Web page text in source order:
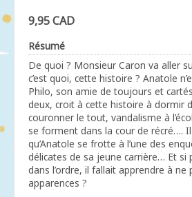
9,95 CAD
Résumé
De quoi ? Monsieur Caron va aller
c’est quoi, cette histoire ? Anatole
Philo, son amie de toujours et
deux, croit à cette histoire à dormir
couronner le tout, vandalisme à
se forment dans la cour de récré….
qu’Anatole se frotte à l’une des
délicates de sa jeune carrière… Et
dans l’ordre, il fallait apprendre à ne
apparences ?